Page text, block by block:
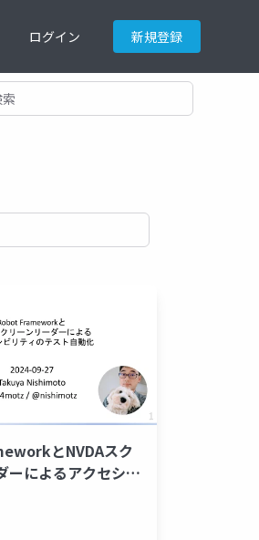
ログイン 新規登録
とNVDAスク
ーによるアクセシビ